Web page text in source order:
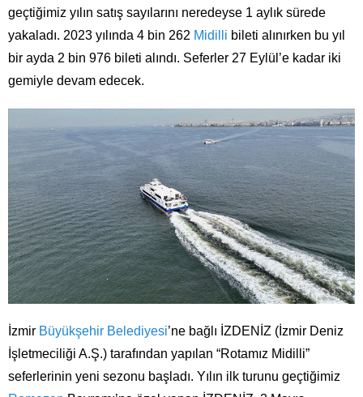
geçtiğimiz yılın satış sayılarını neredeyse 1 aylık sürede
yakaladı. 2023 yılında 4 bin 262 Midilli bileti alınırken bu yıl
bir ayda 2 bin 976 bileti alındı. Seferler 27 Eylül’e kadar iki
gemiyle devam edecek.
İzmir Büyükşehir Belediyesi’ne bağlı İZDENİZ (İzmir Deniz
İşletmeciliği A.Ş.) tarafından yapılan “Rotamız Midilli”
seferlerinin yeni sezonu başladı. Yılın ilk turunu geçtiğimiz